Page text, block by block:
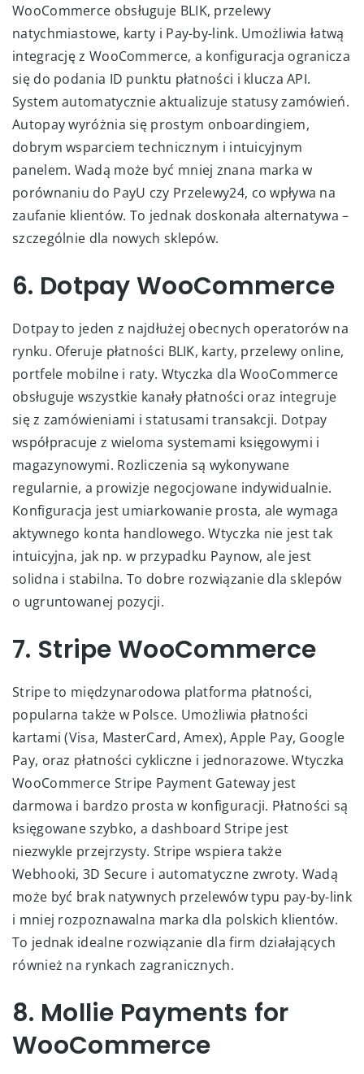
WooCommerce obsługuje BLIK, przelewy
natychmiastowe, karty i Pay-by-link. Umożliwia łatwą
integrację z WooCommerce, a konfiguracja ogranicza
się do podania ID punktu płatności i klucza API.
System automatycznie aktualizuje statusy zamówień.
Autopay wyróżnia się prostym onboardingiem,
dobrym wsparciem technicznym i intuicyjnym
panelem. Wadą może być mniej znana marka w
porównaniu do PayU czy Przelewy24, co wpływa na
zaufanie klientów. To jednak doskonała alternatywa –
szczególnie dla nowych sklepów.
6. Dotpay WooCommerce
Dotpay to jeden z najdłużej obecnych operatorów na
rynku. Oferuje płatności BLIK, karty, przelewy online,
portfele mobilne i raty. Wtyczka dla WooCommerce
obsługuje wszystkie kanały płatności oraz integruje
się z zamówieniami i statusami transakcji. Dotpay
współpracuje z wieloma systemami księgowymi i
magazynowymi. Rozliczenia są wykonywane
regularnie, a prowizje negocjowane indywidualnie.
Konfiguracja jest umiarkowanie prosta, ale wymaga
aktywnego konta handlowego. Wtyczka nie jest tak
intuicyjna, jak np. w przypadku Paynow, ale jest
solidna i stabilna. To dobre rozwiązanie dla sklepów
o ugruntowanej pozycji.
7. Stripe WooCommerce
Stripe to międzynarodowa platforma płatności,
popularna także w Polsce. Umożliwia płatności
kartami (Visa, MasterCard, Amex), Apple Pay, Google
Pay, oraz płatności cykliczne i jednorazowe. Wtyczka
WooCommerce Stripe Payment Gateway jest
darmowa i bardzo prosta w konfiguracji. Płatności są
księgowane szybko, a dashboard Stripe jest
niezwykle przejrzysty. Stripe wspiera także
Webhooki, 3D Secure i automatyczne zwroty. Wadą
może być brak natywnych przelewów typu pay-by-link
i mniej rozpoznawalna marka dla polskich klientów.
To jednak idealne rozwiązanie dla firm działających
również na rynkach zagranicznych.
8. Mollie Payments for
WooCommerce